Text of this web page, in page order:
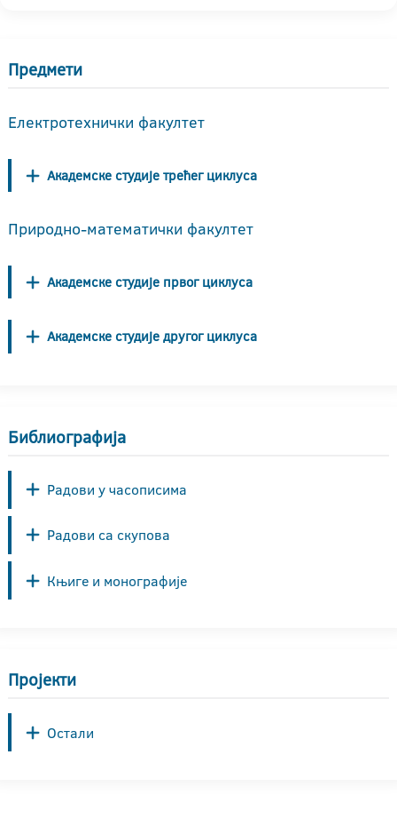
Предмети
Електротехнички факултет
Академске студије трећег циклуса
Природно-математички факултет
Академске студије првог циклуса
Академске студије другог циклуса
Библиографија
Радови у часописима
Радови са скупова
Књиге и монографије
Пројекти
Остали